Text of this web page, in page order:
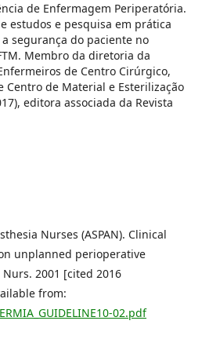
de Enfermagem Periperatória.
estudos e pesquisa em prática
segurança do paciente no
Membro da diretoria da
de Centro Cirúrgico,
Centro de Material e Esterilização
editora associada da Revista
Nurses (ASPAN). Clinical
unplanned perioperative
2001 [cited 2016
from:
02.pdf